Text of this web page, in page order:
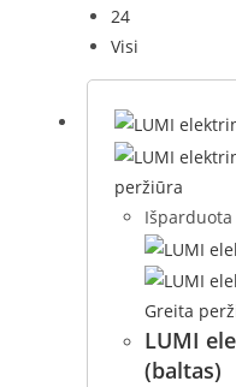
24
Visi
peržiūra
Išparduota
Greita
LUMI
(baltas)